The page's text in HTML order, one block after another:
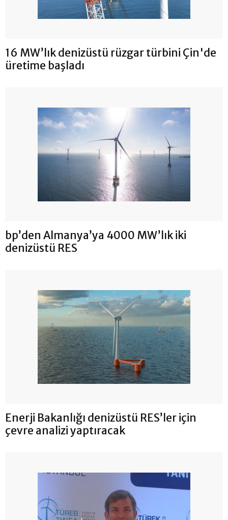
16 MW’lık denizüstü rüzgar türbini Çin'de
üretime başladı
bp’den Almanya’ya 4000 MW’lık iki
denizüstü RES
Enerji Bakanlığı denizüstü RES’ler için
çevre analizi yaptıracak